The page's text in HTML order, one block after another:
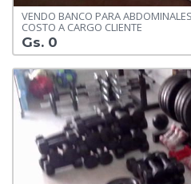
VENDO BANCO PARA
COSTO A CARGO CLIENTE
Gs. 0